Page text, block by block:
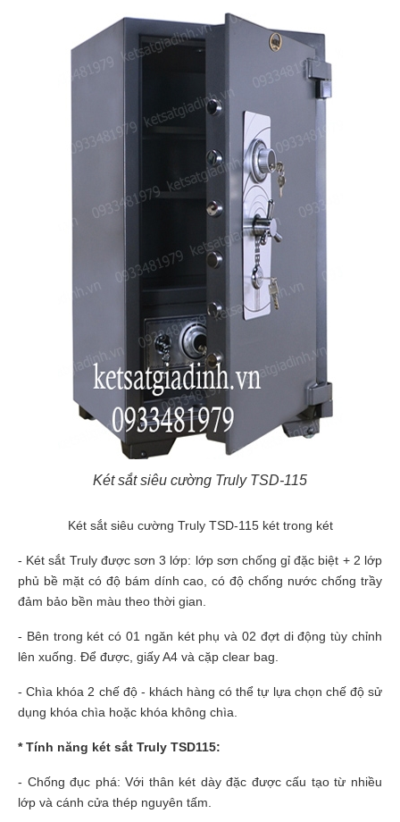
Két sắt siêu cường Truly TSD-115
Két sắt siêu cường Truly TSD-115 két trong két
- Két sắt Truly được sơn 3 lớp: lớp sơn chống gỉ đặc biệt + 2 lớp
phủ bề mặt có độ bám dính cao, có độ chống nước chống trầy
đảm bảo bền màu theo thời gian.
- Bên trong két có 01 ngăn két phụ và 02 đợt di động tùy chỉnh
lên xuống. Để được, giấy A4 và cặp clear bag.
- Chìa khóa 2 chế độ - khách hàng có thể tự lựa chọn chế độ sử
dụng khóa chìa hoặc khóa không chìa.
* Tính năng két sắt Truly TSD115:
- Chống đục phá: Với thân két dày đặc được cấu tạo từ nhiều
lớp và cánh cửa thép nguyên tấm.